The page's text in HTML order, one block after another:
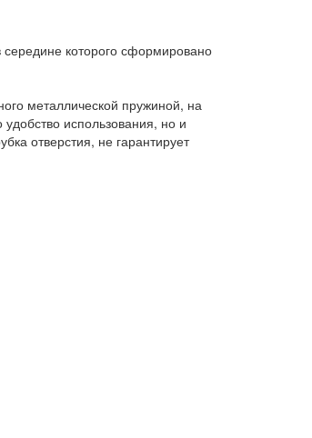
которого сформировано
металлической пружиной, на
использования, но и
отверстия, не гарантирует